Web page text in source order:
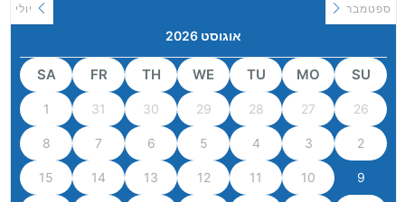
יולי
אוגוסט 2026
ספטמבר
SU
MO
TU
WE
TH
FR
SA
26
27
28
29
30
31
1
2
3
4
5
6
7
8
9
10
11
12
13
14
15